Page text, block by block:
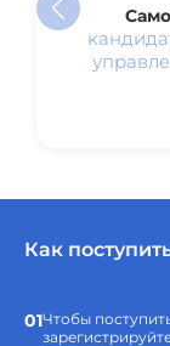
Как
01Чтобы